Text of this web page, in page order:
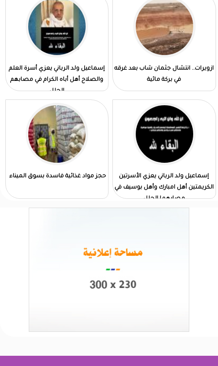
ازويرات.. انتشال جثمان شاب بعد غرقه
في بركة مائية
إسماعيل ولد الرباني يعزي أسرة العلم
والصلاح أهل أباه الكرام في مصابهم
الجلل
إسماعيل ولد الرباني يعزي الأسرتين
الكريمتين أهل امبارك وأهل بوسيف في
مصابهما الجلل
حجز مواد غذائية فاسدة بسوق الميناء